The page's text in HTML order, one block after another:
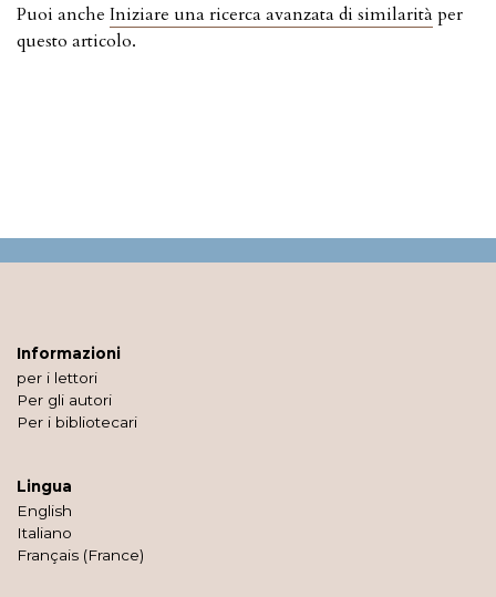
Puoi anche Iniziare una ricerca avanzata di similarità per
questo articolo.
Informazioni
per i lettori
Per gli autori
Per i bibliotecari
Lingua
English
Italiano
Français (France)